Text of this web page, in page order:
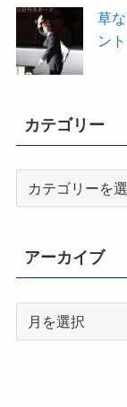
草
ン
カテゴリー
ー
アーカイブ